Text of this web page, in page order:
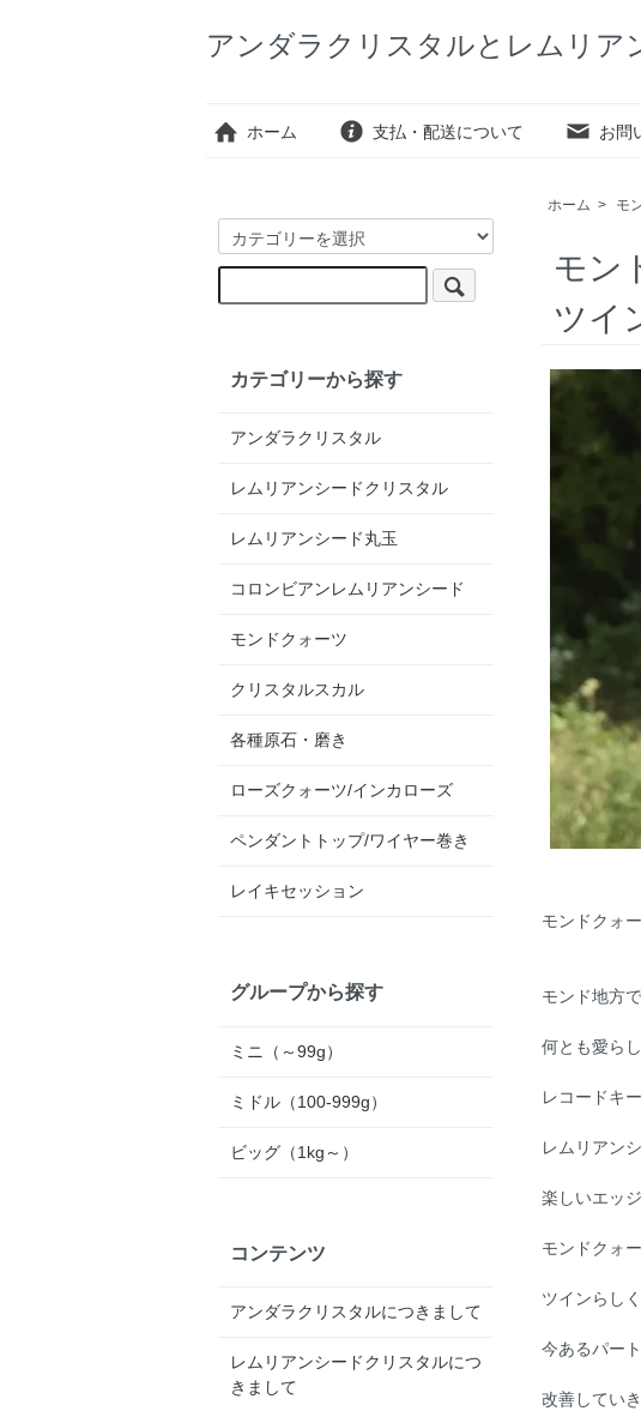
アンダラクリスタルとレムリア
ホーム 支払・配送について お問
ホーム > モ
モン
ツイ
モンドクォ
モンド地方
何とも愛ら
レコードキ
レムリアン
楽しいエッ
モンドクォ
ツインらし
今あるパー
改善していき
カテゴリーから探す
アンダラクリスタル
レムリアンシードクリスタル
レムリアンシード丸玉
コロンビアンレムリアンシード
モンドクォーツ
クリスタルスカル
各種原石・磨き
ローズクォーツ/インカローズ
ペンダントトップ/ワイヤー巻き
レイキセッション
グループから探す
ミニ（～99g）
ミドル（100-999g）
ビッグ（1kg～）
コンテンツ
アンダラクリスタルにつきまして
レムリアンシードクリスタルにつ
きまして